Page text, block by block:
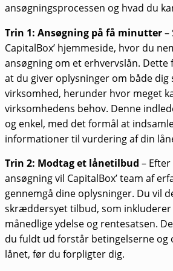
ansøgningsprocessen og hvad du
Trin 1: Ansøgning på få minutter–
CapitalBox’ hjemmeside, hvor du
ansøgning om et erhvervslån.
at du giver oplysninger om både dig
virksomhed, herunder hvor meget
virksomhedens behov. Denne
og enkel, med det formål at
informationer til vurdering af din
Trin 2: Modtag et lånetilbud –
ansøgning vil CapitalBox’ team af
gennemgå dine oplysninger. Du vil
skræddersyet tilbud, som
månedlige ydelse og rentesatsen.
du fuldt ud forstår betingelserne og
lånet, før du forpligter dig.